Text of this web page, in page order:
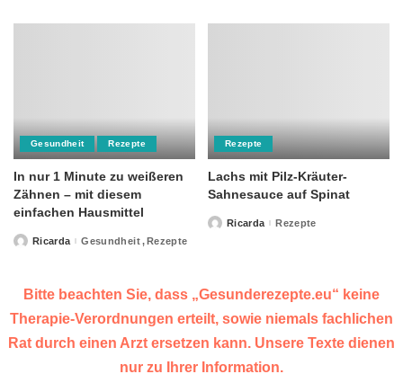
Gesundheit Rezepte
In nur 1 Minute zu weißeren
Zähnen – mit diesem
einfachen Hausmittel
PostedRicarda Gesundheit Rezepte
Rezepte
Lachs mit Pilz-Kräuter-
Sahnesauce auf Spinat
PostedRicarda Rezepte
Bitte beachten Sie, dass „Gesunderezepte.eu“ keine
Therapie-Verordnungen erteilt, sowie niemals fachlichen
Rat durch einen Arzt ersetzen kann. Unsere Texte dienen
nur zu Ihrer Information.